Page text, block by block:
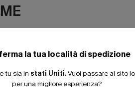
la tua località di spedizione
tu sia in stati Uniti. Vuoi passare al sito
per una migliore esperienza?
20% DI